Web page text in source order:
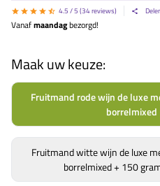
4.5 / 5 (34reviews)
Vanafmaandagbezorgd!
Maak uw keuze:
Fruitmand rode wijn de luxe
borrelmixed
Fruitmand witte wijn de luxe
borrelmixed + 150